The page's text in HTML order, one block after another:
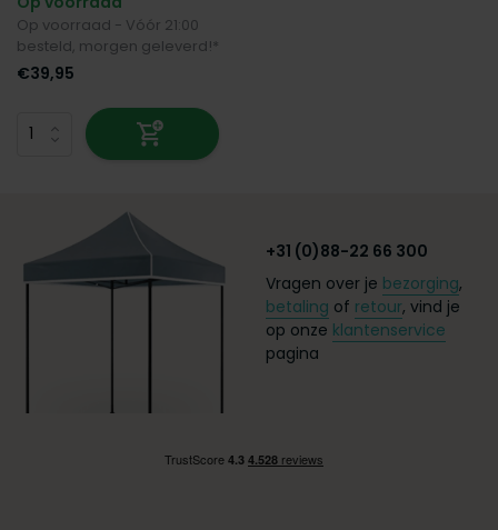
Op voorraad - Vóór 21:00
besteld, morgen geleverd!*
€39,95
+31 (0)88-22 66 300
Vragen over je bezorging,
betaling of retour, vind je
op onze klantenservice
pagina